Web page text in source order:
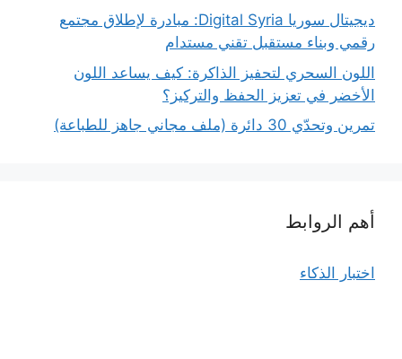
ديجيتال سوريا Digital Syria: مبادرة لإطلاق مجتمع
رقمي وبناء مستقبل تقني مستدام
اللون السحري لتحفيز الذاكرة: كيف يساعد اللون
الأخضر في تعزيز الحفظ والتركيز؟
تمرين وتحدّي 30 دائرة (ملف مجاني جاهز للطباعة)
أهم الروابط
اختبار الذكاء